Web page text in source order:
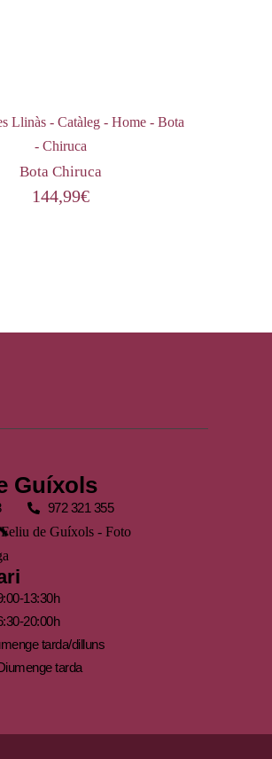
Bota Chiruca
144,99€
Guíxols
972 321 355
13:30h
20:00h
tarda/dilluns
tarda